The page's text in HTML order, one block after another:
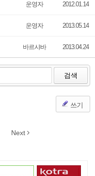
운영자 2012.01.14
운영자 2013.05.14
바르샤바 2013.04.24
검색
쓰기
Next